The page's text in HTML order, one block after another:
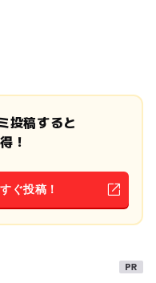
投稿すると
！
ぐ投稿！